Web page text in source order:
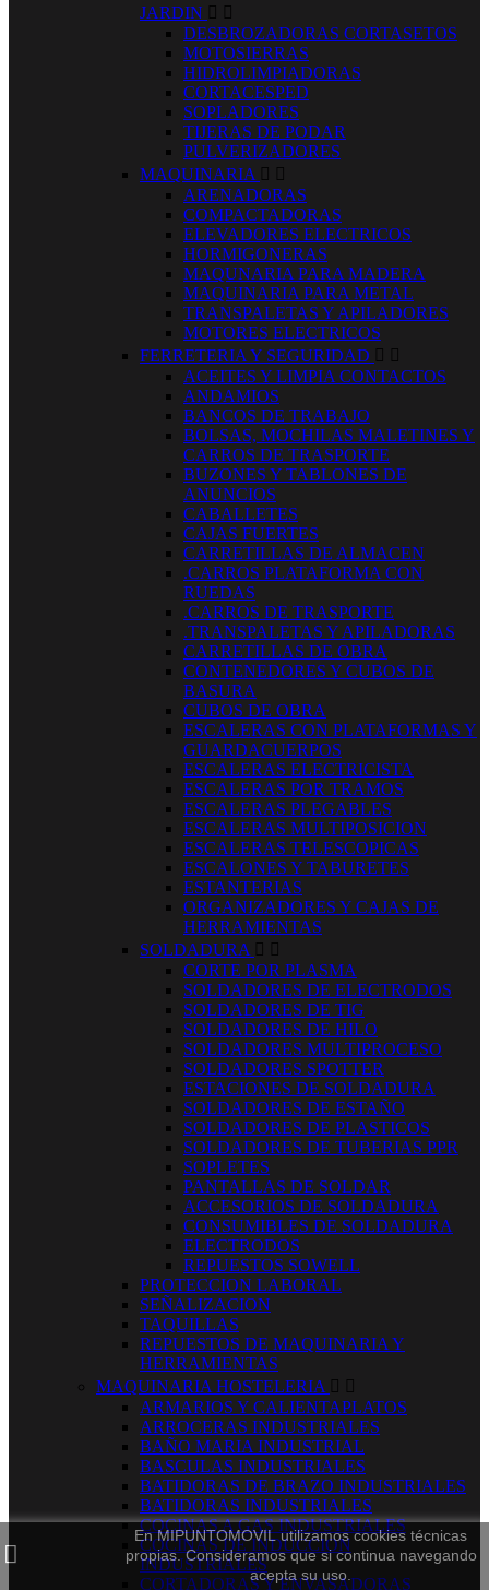
En MIPUNTOMOVIL utilizamos cookies técnicas
propias. Consideramos que si continua navegando
acepta su uso.
JARDIN  
DESBROZADORAS CORTASETOS
MOTOSIERRAS
HIDROLIMPIADORAS
CORTACESPED
SOPLADORES
TIJERAS DE PODAR
PULVERIZADORES
MAQUINARIA  
ARENADORAS
COMPACTADORAS
ELEVADORES ELECTRICOS
HORMIGONERAS
MAQUNARIA PARA MADERA
MAQUINARIA PARA METAL
TRANSPALETAS Y APILADORES
MOTORES ELECTRICOS
FERRETERIA Y SEGURIDAD  
ACEITES Y LIMPIA CONTACTOS
ANDAMIOS
BANCOS DE TRABAJO
BOLSAS, MOCHILAS MALETINES Y
CARROS DE TRASPORTE
BUZONES Y TABLONES DE
ANUNCIOS
CABALLETES
CAJAS FUERTES
CARRETILLAS DE ALMACEN
.CARROS PLATAFORMA CON
RUEDAS
.CARROS DE TRASPORTE
.TRANSPALETAS Y APILADORAS
CARRETILLAS DE OBRA
CONTENEDORES Y CUBOS DE
BASURA
CUBOS DE OBRA
ESCALERAS CON PLATAFORMAS Y
GUARDACUERPOS
ESCALERAS ELECTRICISTA
ESCALERAS POR TRAMOS
ESCALERAS PLEGABLES
ESCALERAS MULTIPOSICION
ESCALERAS TELESCOPICAS
ESCALONES Y TABURETES
ESTANTERIAS
ORGANIZADORES Y CAJAS DE
HERRAMIENTAS
SOLDADURA  
CORTE POR PLASMA
SOLDADORES DE ELECTRODOS
SOLDADORES DE TIG
SOLDADORES DE HILO
SOLDADORES MULTIPROCESO
SOLDADORES SPOTTER
ESTACIONES DE SOLDADURA
SOLDADORES DE ESTAÑO
SOLDADORES DE PLASTICOS
SOLDADORES DE TUBERIAS PPR
SOPLETES
PANTALLAS DE SOLDAR
ACCESORIOS DE SOLDADURA
CONSUMIBLES DE SOLDADURA
ELECTRODOS
REPUESTOS SOWELL
PROTECCION LABORAL
SEÑALIZACION
TAQUILLAS
REPUESTOS DE MAQUINARIA Y
HERRAMIENTAS
MAQUINARIA HOSTELERIA  
ARMARIOS Y CALIENTAPLATOS
ARROCERAS INDUSTRIALES
BAÑO MARIA INDUSTRIAL
BASCULAS INDUSTRIALES
BATIDORAS DE BRAZO INDUSTRIALES
BATIDORAS INDUSTRIALES
COCINAS A GAS INDUSTRIALES
COCINAS DE INDUCCION
INDUSTRIALES
CORTADORAS Y ENVASADORAS